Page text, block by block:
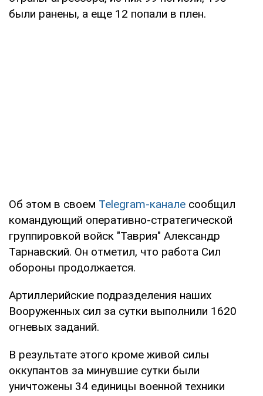
были ранены, а еще 12 попали в плен.
Об этом в своем Telegram-канале сообщил
командующий оперативно-стратегической
группировкой войск "Таврия" Александр
Тарнавский. Он отметил, что работа Сил
обороны продолжается.
Артиллерийские подразделения наших
Вооруженных сил за сутки выполнили 1620
огневых заданий.
В результате этого кроме живой силы
оккупантов за минувшие сутки были
уничтожены 34 единицы военной техники